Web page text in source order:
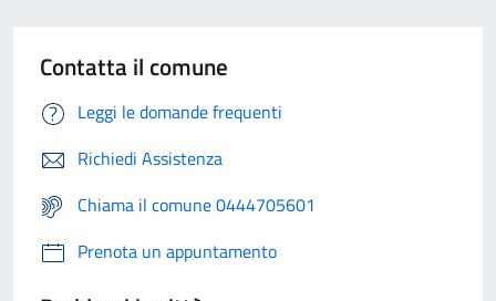
Contatta il comune
Leggi le domande frequenti
Richiedi Assistenza
Chiama il comune 0444705601
Prenota un appuntamento